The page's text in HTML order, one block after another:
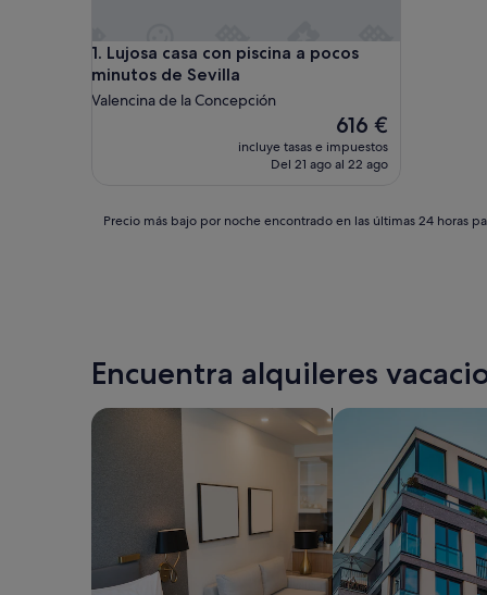
1. Lujosa casa con piscina a pocos
minutos de Sevilla
Lujosa casa con piscina a pocos minutos de Sevilla
Valencina de la Concepción
El
precio
actual
616 €
616 €
incluye tasas e impuestos
Del 21 ago al 22 ago
Precio
las
últimas
para
2 adultos.
Precio más bajo por noche encontrado en las últimas 24 horas
Encuentra alquileres
Buscar apartoteles Buscar apartamentos